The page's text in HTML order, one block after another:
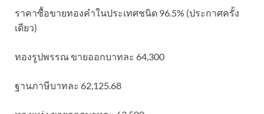
ราคาซื้อขายทองคําในประเทศชนิด 96.5% (ประกาศครั้ง
เดียว)
ทองรูปพรรณ ขายออกบาทละ 64,300
ฐานภาษีบาทละ 62,125.68